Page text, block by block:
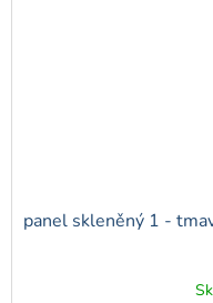
panel skleněný 1 -